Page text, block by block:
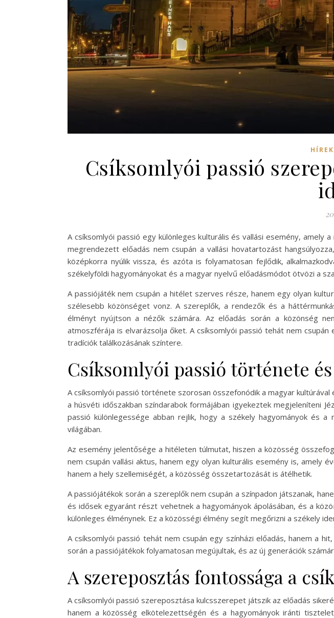
HÍREK
Csíksomlyói passió
A csíksomlyói passió egy különleges kulturális és vallási esemény,
megrendezett előadás nem csupán a vallási hovatartozást
középkorra nyúlik vissza, és azóta is folyamatosan fejlődik,
székelyföldi hagyományokat és a magyar nyelvű előadásmódot ötvözi a
A passiójáték nem csupán a hitélet szerves része, hanem egy olyan
szélesebb közönséget vonz. A szereplők, a rendezők és a
élményt nyújtson a nézők számára. Az előadás során a közönség
atmoszférája is elvarázsolja őket. A csíksomlyói passió tehát nem
tradíciók találkozásának színtere.
Csíksomlyói passió története
A csíksomlyói passió története szorosan összefonódik a magyar
a húsvéti időszakban színdarabok formájában igyekeztek megjeleníteni
passió különlegessége abban rejlik, hogy a székely hagyományok és
világában.
Az esemény jelentősége a hitéleten túlmutat, hiszen a közösség
nem csupán vallási aktus, hanem egy olyan kulturális esemény is, amely
hanem a hely szellemiségét, a közösség összetartozását is átélhetik.
A passiójátékok során a szereplők nem csupán a színpadon játszanak,
és idősek egyaránt részt vehetnek a hagyományok ápolásában, és a
különleges élménynek. Ez a közösségi élmény segít megőrizni a székely
A csíksomlyói passió tehát nem csupán egy színházi előadás, hanem a
során a passiójátékok folyamatosan megújultak, és az új generációk
A szereposztás fontossága a
A csíksomlyói passió szereposztása kulcsszerepet játszik az előadás
hanem a közösség elkötelezettségén és a hagyományok iránti